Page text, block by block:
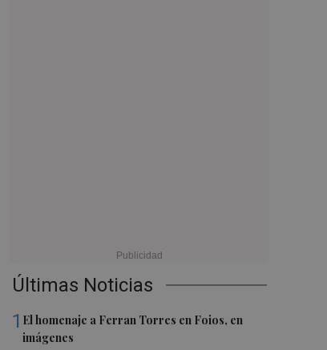
Últimas Noticias
1 El homenaje a Ferran Torres en Foios, en
imágenes